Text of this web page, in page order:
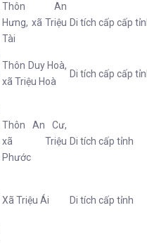
Thôn An
Hưng, xã Triệu
Tài
Di tích cấp cấp
Thôn Duy Hoà,
xã Triệu Hoà
Di tích cấp cấp
Thôn An Cư,
xã Triệu
Phước
Di tích cấp tỉnh
Xã Triệu Ái Di tích cấp tỉnh